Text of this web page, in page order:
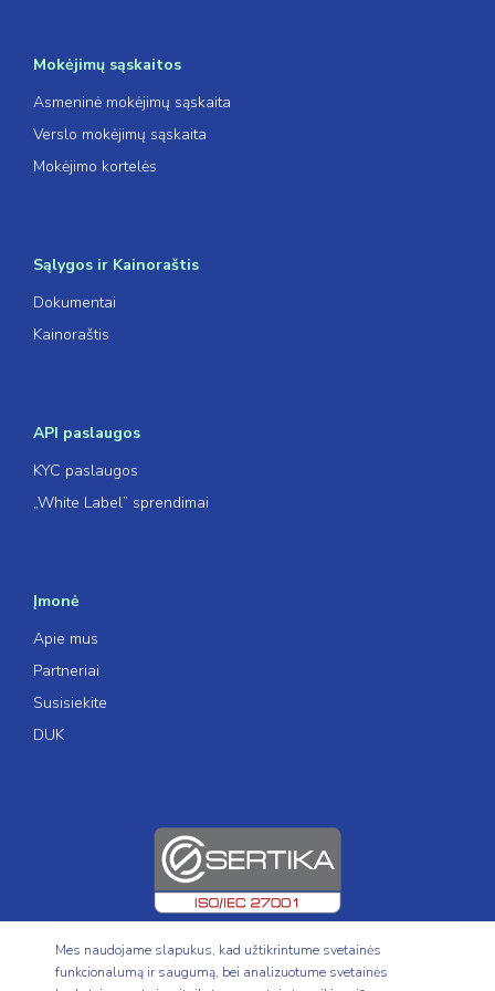
Mokėjimų sąskaitos
Asmeninė mokėjimų sąskaita
Verslo mokėjimų sąskaita
Mokėjimo kortelės
Sąlygos ir Kainoraštis
Dokumentai
Kainoraštis
API paslaugos
KYC paslaugos
„White Label” sprendimai
Įmonė
Apie mus
Partneriai
Susisiekite
DUK
Mes naudojame slapukus, kad užtikrintume svetainės
funkcionalumą ir saugumą, bei analizuotume svetainės